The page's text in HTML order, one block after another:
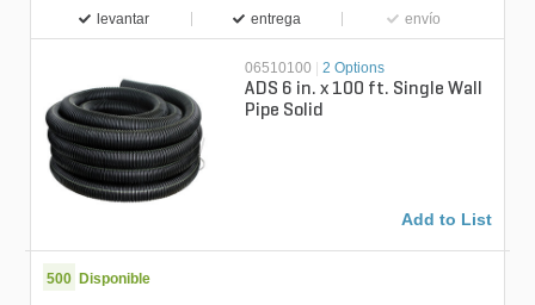
levantar entrega envío
06510100 2 Options
ADS 6 in. x 100 ft. Single Wall
Pipe Solid
Add to List
500 Disponible